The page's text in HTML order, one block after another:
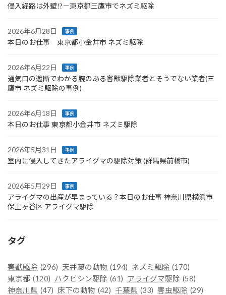
侵入経路は外壁!?－東京都三鷹市でネズミ駆除
2026年6月28日 事例
本日のお仕事 東京都小金井市 ネズミ駆除
2026年6月22日 事例
通気口の遮断でわかる腕のある害獣駆除業者とそうでない業者(三
鷹市 ネズミ駆除の事例)
2026年6月18日 事例
本日のお仕事 東京都小金井市 ネズミ駆除
2026年5月31日 事例
室内に侵入してきたアライグマの駆除対策 (群馬県前橋市)
2026年5月29日 事例
アライグマの出産が早まっている？本日のお仕事 神奈川県横浜市
保土ヶ谷区 アライグマ駆除
タグ
害獣駆除 (296) 天井裏の動物 (194) ネズミ駆除 (170)
東京都 (120) ハクビシン駆除 (61) アライグマ駆除 (58)
神奈川県 (47) 床下の動物 (42) 千葉県 (33) 害虫駆除 (29)